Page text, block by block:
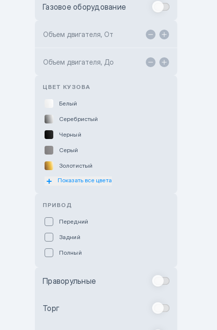
Toyota Kokshetau
Hyundai ShymCity
Газовое оборудование
Объем двигателя, От
Объем двигателя, До
ЦВЕТ КУЗОВА
Белый
Серебристый
Черный
Серый
Золотистый
Оранжевый
Показать все цвета
ПРИВОД
Передний
Задний
Полный
Праворульные
Торг